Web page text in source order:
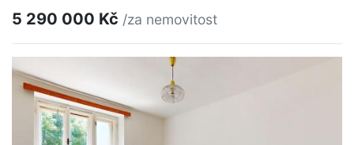
5 290 000 Kč /za nemovitost